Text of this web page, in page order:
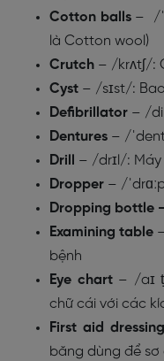
Cotton balls – /
là Cotton wool)
Crutch – /krʌtʃ/:
Cyst – /sɪst/:
Defibrillator – /
Dentures – /
Drill – /drɪl/: Máy
Dropper – /
Dropping bottle
Examining table
bệnh
Eye chart– /aɪ
chữ cái với các
First aid dressing
băng dùng để sơ